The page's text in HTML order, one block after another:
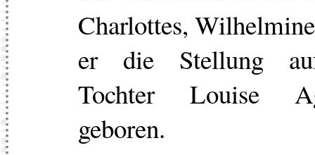
Charlottes,
er die Stellung
Tochter Louise
geboren.